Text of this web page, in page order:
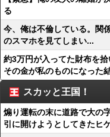
る
今、俺は不倫している。関
のスマホを見てしまい...
約3万円が入ってた財布を
その金が私のものになった
スカッと王国！
煽り運転の末に道路で大の
引に開けようとしてきたヒ